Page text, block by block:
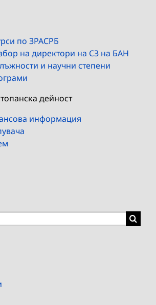
по ЗРАСРБ
на директори на СЗ на БАН
и научни степени
дейност
информация